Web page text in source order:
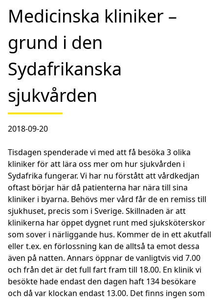
Medicinska kliniker –
grund i den
Sydafrikanska
sjukvården
2018-09-20
Tisdagen spenderade vi med att få besöka 3 olika
kliniker för att lära oss mer om hur sjukvården i
Sydafrika fungerar. Vi har nu förstått att vårdkedjan
oftast börjar här då patienterna har nära till sina
kliniker i byarna. Behövs mer vård får de en remiss till
sjukhuset, precis som i Sverige. Skillnaden är att
klinikerna har öppet dygnet runt med sjuksköterskor
som sover i närliggande hus. Kommer de in ett akutfall
eller t.ex. en förlossning kan de alltså ta emot dessa
även på natten. Annars öppnar de vanligtvis vid 7.00
och från det är det full fart fram till 18.00. En klinik vi
besökte hade endast den dagen haft 134 besökare
och då var klockan endast 13.00. Det finns ingen som